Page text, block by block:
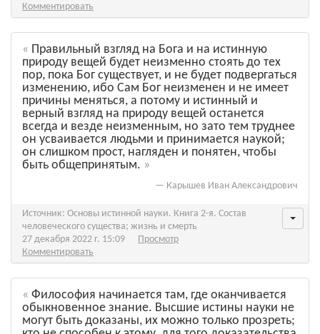
Комментировать
Правильный взгляд на Бога и на истинную
природу вещей будет неизменно стоять до тех
пор, пока Бог существует, и не будет подвергаться
изменению, ибо Сам Бог неизменен и не имеет
причины меняться, а потому и истинный и
верный взгляд на природу вещей останется
всегда и везде неизменным, но зато тем труднее
он усваивается людьми и принимается наукой;
он слишком прост, нагляден и понятен, чтобы
быть общепринятым.
— Карышев Иван Александрович
Источник: Основы истинной науки. Книга 2-я. Состав
человеческого существа; жизнь и смерть
27 декабря 2022 г. 15:09
Просмотр
Комментировать
Философия начинается там, где оканчивается
обыкновенное знание. Высшие истины науки не
могут быть доказаны, их можно только прозреть;